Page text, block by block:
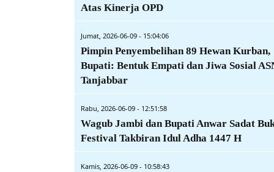
Atas Kinerja OPD
Jumat, 2026-06-09 - 15:04:06
Pimpin Penyembelihan 89 Hewan Kurban,
Bupati: Bentuk Empati dan Jiwa Sosial
Tanjabbar
Rabu, 2026-06-09 - 12:51:58
Wagub Jambi dan Bupati Anwar Sadat
Festival Takbiran Idul Adha 1447 H
Kamis, 2026-06-09 - 10:58:43